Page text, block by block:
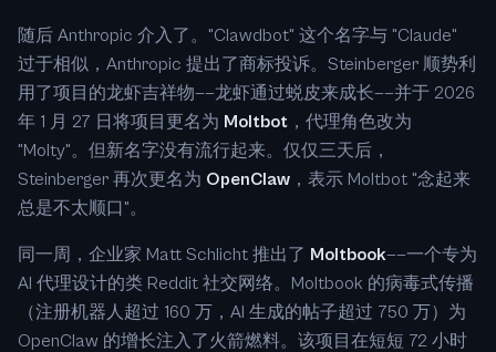
随后 Anthropic 介入了。"Clawdbot" 这个名字与 "Claude"
过于相似，Anthropic 提出了商标投诉。Steinberger 顺势利
用了项目的龙虾吉祥物——龙虾通过蜕皮来成长——并于 2026
年 1 月 27 日将项目更名为 Moltbot ，代理角色改为
"Molty"。但新名字没有流行起来。仅仅三天后，
Steinberger 再次更名为 OpenClaw ，表示 Moltbot "念起来
总是不太顺口"。
同一周，企业家 Matt Schlicht 推出了 Moltbook——一个专为
AI 代理设计的类 Reddit 社交网络。Moltbook 的病毒式传播
（注册机器人超过 160 万，AI 生成的帖子超过 750 万）为
OpenClaw 的增长注入了火箭燃料。该项目在短短 72 小时